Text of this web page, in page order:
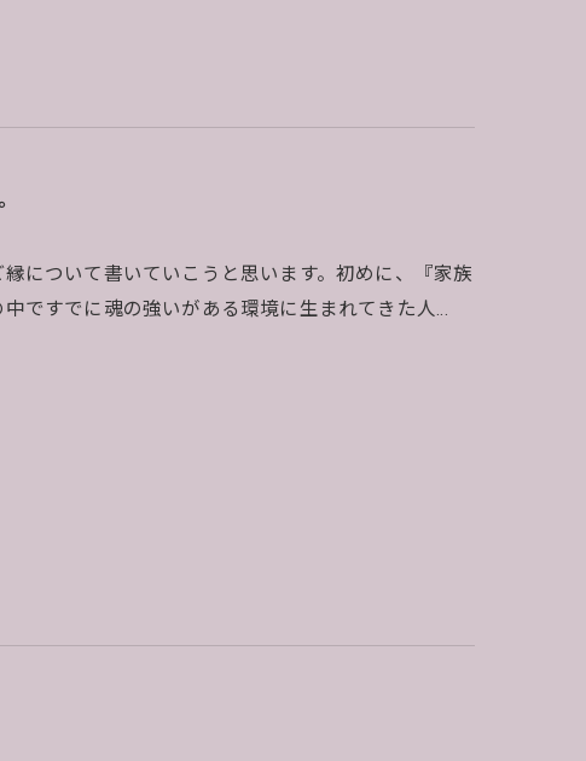
について書いていこうと思います。初めに、『家族
ですでに魂の強いがある環境に生まれてきた人…